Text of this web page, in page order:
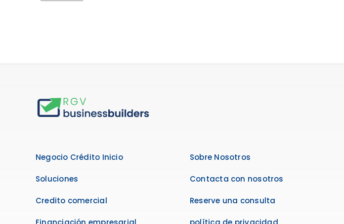
Negocio Crédito Inicio
Soluciones
Credito comercial
Sobre Nosotros
Contacta con nosotros
Reserve una consulta